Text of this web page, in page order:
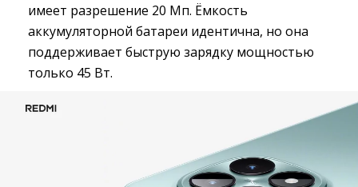
имеет разрешение 20 Мп. Ёмкость
аккумуляторной батареи идентична, но она
поддерживает быструю зарядку мощностью
только 45 Вт.